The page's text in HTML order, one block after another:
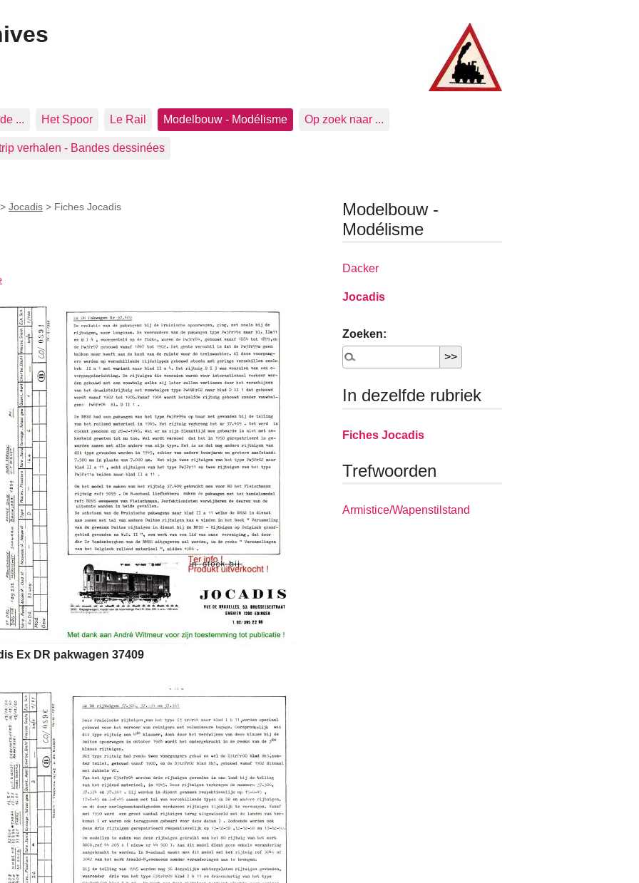
... Het Spoor Le Rail Modelbouw - Modélisme Op zoek naar ...
verhalen - Bandes dessinées
Jocadis > Fiches Jocadis
Ex DR pakwagen 37409
Modelbouw -
Modélisme
Dacker
Jocadis
Zoeken:
In dezelfde rubriek
Fiches Jocadis
Trefwoorden
Armistice/Wapenstilstand